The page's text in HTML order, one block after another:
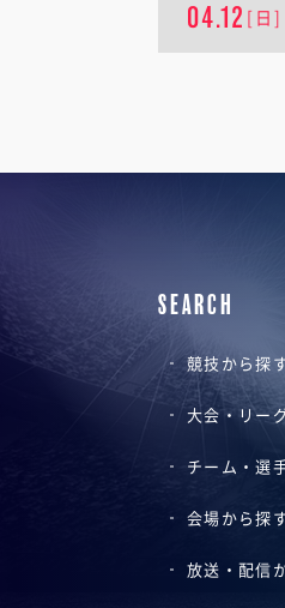
04.12 [日]
SEARCH
競技から探
大会・リー
チーム・選
会場から探
放送・配信